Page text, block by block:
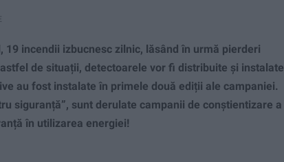
19 incendii izbucnesc zilnic, lăsând în urmă pierderi
de situații, detectoarele vor fi distribuite și instalate
au fost instalate în primele două ediții ale campaniei.
siguranță”, sunt derulate campanii de conștientizare a
în utilizarea energiei!